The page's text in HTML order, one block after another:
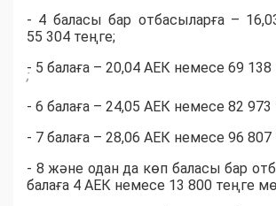
- 4 баласы бар отбасыларға –
55 304 теңге;
- 5 балаға – 20,04 АЕК немесе 69 138
;
- 6 балаға – 24,05 АЕК немесе 82 973
- 7 балаға – 28,06 АЕК немесе 96 807
- 8 және одан да көп баласы бар
балаға 4 АЕК немесе 13 800 теңге